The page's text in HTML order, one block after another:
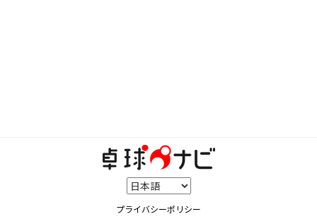
プライバシーポリシー